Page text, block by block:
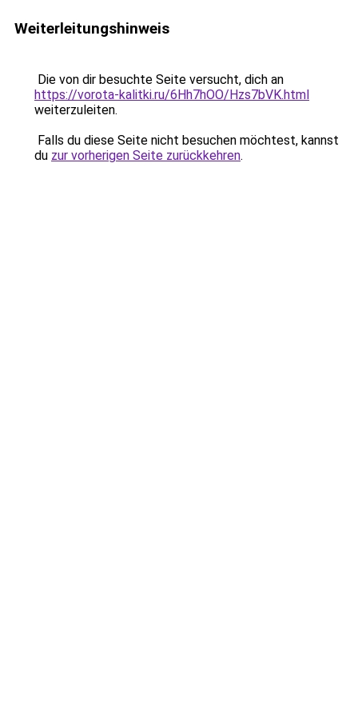
Weiterleitungshinweis
Die von dir besuchte Seite versucht, dich an
https://vorota-kalitki.ru/6Hh7hOO/Hzs7bVK.html
weiterzuleiten.
Falls du diese Seite nicht besuchen möchtest, kannst
du zur vorherigen Seite zurückkehren.